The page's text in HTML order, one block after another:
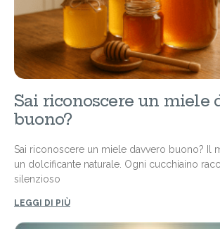
Sai riconoscere un miele
buono?
Sai riconoscere un miele davvero buono? Il
un dolcificante naturale. Ogni cucchiaino
silenzioso
LEGGI DI PIÙ